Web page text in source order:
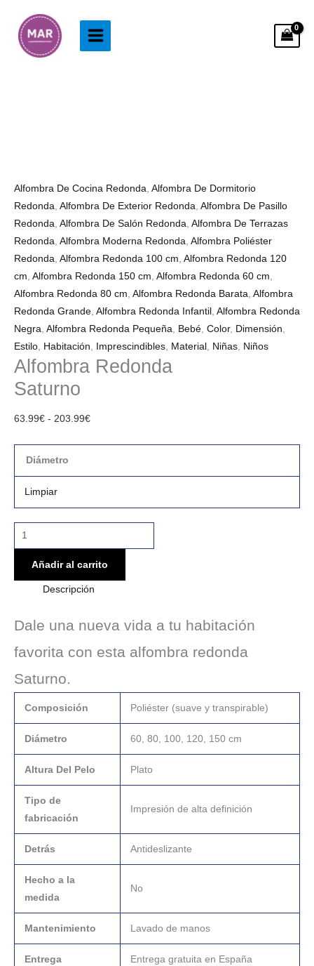
contenido
Alfombra De Cocina Redonda, Alfombra De Dormitorio
Redonda, Alfombra De Exterior Redonda, Alfombra De Pasillo
Redonda, Alfombra De Salón Redonda, Alfombra De Terrazas
Redonda, Alfombra Moderna Redonda, Alfombra Poliéster
Redonda, Alfombra Redonda 100 cm, Alfombra Redonda 120
cm, Alfombra Redonda 150 cm, Alfombra Redonda 60 cm,
Alfombra Redonda 80 cm, Alfombra Redonda Barata, Alfombra
Redonda Grande, Alfombra Redonda Infantil , Alfombra Redonda
Negra, Alfombra Redonda Pequeña, Bebé, Color, Dimensión,
Estilo, Habitación, Imprescindibles, Material , Niñas, Niños
Alfombra Redonda
Saturno
63.99€ - 203.99€
63.99€
hasta
203.99€
Diámetro
Limpiar
Añadir al carrito
Descripción
Dale una nueva vida a tu habitación
favorita con esta alfombra redonda
Saturno.
Composición Poliéster (suave y transpirable)
Diámetro 60, 80, 100, 120, 150 cm
Altura Del Pelo Plato
Tipo de
fabricación
Impresión de alta definición
Detrás Antideslizante
Hecho a la
medida
No
Mantenimiento Lavado de manos
Entrega Entrega gratuita en España